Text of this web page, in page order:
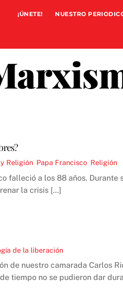
¡ÚNETE! NUESTRO
Religión Papa Francisco Religión
falleció a los 88 años.
la crisis […]
de la liberación
de nuestro camarada Carlos
tiempo no se pudieron dar